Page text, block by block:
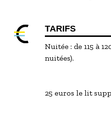
TARIFS
Nuitée : de 115 à
nuitées).
25 euros le lit